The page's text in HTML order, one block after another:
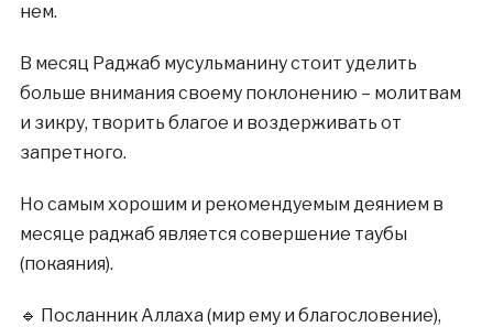
нем.
В месяц Раджаб мусульманину стоит уделить
больше внимания своему поклонению – молитвам
и зикру, творить благое и воздерживать от
запретного.
Но самым хорошим и рекомендуемым деянием в
месяце раджаб является совершение таубы
(покаяния).
🔹 Посланник Аллаха (мир ему и благословение),